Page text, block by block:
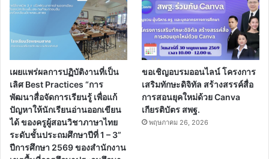
เผยแพร่ผลการปฏิบัติงานที่เป็น
เลิศ Best Practices “การ
พัฒนาสื่อจัดการเรียนรู้ เพื่อแก้
ปัญหาให้นักเรียนอ่านออกเขียน
ได้ ของครูผู้สอนวิชาภาษาไทย
ระดับชั้นประถมศึกษาปีที่ 1 – 3”
ปีการศึกษา 2569 ของสำนักงาน
ขอเชิญอบรมออนไลน์ โครงการ
เสริมทักษะดิจิทัล สร้างสรรค์สื่อ
การสอนยุคใหม่ด้วย Canva
เกียรติบัตร สพฐ.
พฤษภาคม 26, 2026